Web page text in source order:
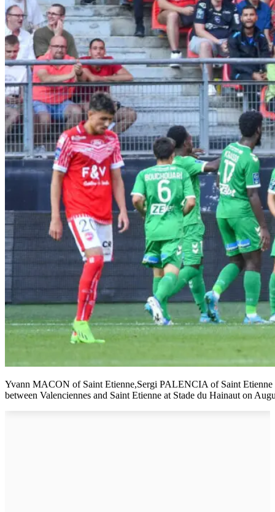
Yvann MACON of Saint Etienne,Sergi PALENCIA of Saint
between Valenciennes and Saint Etienne at Stade du Hainaut on